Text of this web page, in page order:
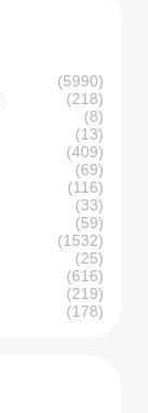
(5990)
(218)
(8)
(13)
(409)
(69)
(116)
(33)
(59)
(1532)
(25)
(616)
(219)
(178)